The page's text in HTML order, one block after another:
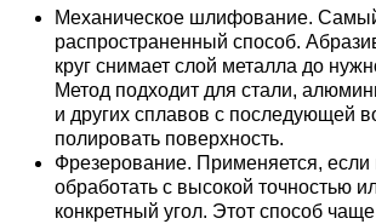
Механическое шлифование.
распространенный способ.
круг снимает слой металла до
Метод подходит для стали,
и других сплавов с последующей
полировать поверхность.
Фрезерование. Применяется, если
обработать с высокой точностью
конкретный угол. Этот способ